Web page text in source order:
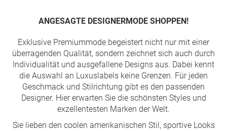
ANGESAGTE DESIGNERMODE SHOPPEN!
Exklusive Premiummode begeistert nicht nur mit einer
überragenden Qualität, sondern zeichnet sich auch durch
Individualität und ausgefallene Designs aus. Dabei kennt
die Auswahl an Luxuslabels keine Grenzen. Für jeden
Geschmack und Stilrichtung gibt es den passenden
Designer. Hier erwarten Sie die schönsten Styles und
exzellentesten Marken der Welt.
Sie lieben den coolen amerikanischen Stil, sportive Looks